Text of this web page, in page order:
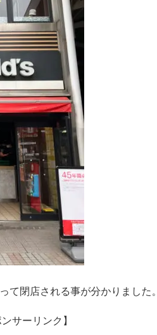
て閉店される事が分かりました。
サーリンク】